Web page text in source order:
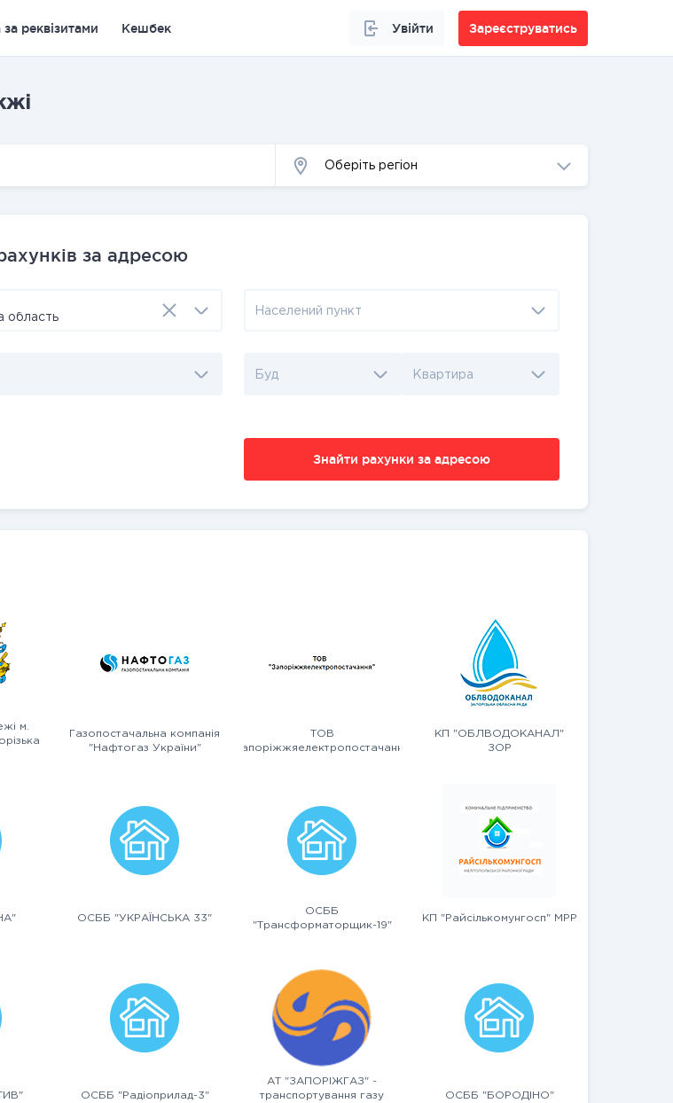
реквізитами Кешбек Увійти Зареєструватись
Оберіть регіон
за адресою
Населений пункт
Буд Квартира
Знайти рахунки за адресою
м.
Газопостачальна компанія
"Нафтогаз України"
ТОВ
"Запоріжжяелектропостачання"
КП "ОБЛВОДОКАНАЛ"
ЗОР
ОСББ "УКРАЇНСЬКА 33"
ОСББ
"Трансформаторщик-19"
КП "Райсількомунгосп" МРР
ОСББ "Радіоприлад-3"
АТ "ЗАПОРІЖГАЗ" -
транспортування газу
ОСББ "БОРОДІНО"